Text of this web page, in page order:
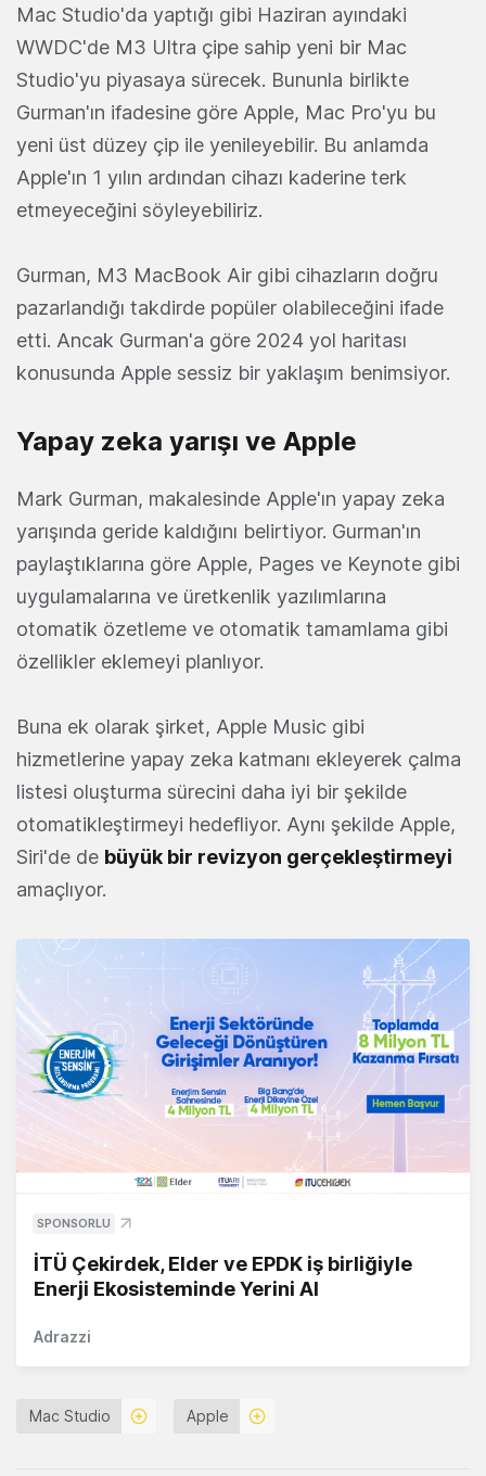
Mac Studio'da yaptığı gibi Haziran ayındaki
WWDC'de M3 Ultra çipe sahip yeni bir Mac
Studio'yu piyasaya sürecek. Bununla birlikte
Gurman'ın ifadesine göre Apple, Mac Pro'yu bu
yeni üst düzey çip ile yenileyebilir. Bu anlamda
Apple'ın 1 yılın ardından cihazı kaderine terk
etmeyeceğini söyleyebiliriz.
Gurman, M3 MacBook Air gibi cihazların doğru
pazarlandığı takdirde popüler olabileceğini ifade
etti. Ancak Gurman'a göre 2024 yol haritası
konusunda Apple sessiz bir yaklaşım benimsiyor.
Yapay zeka yarışı ve Apple
Mark Gurman, makalesinde Apple'ın yapay zeka
yarışında geride kaldığını belirtiyor. Gurman'ın
paylaştıklarına göre Apple, Pages ve Keynote gibi
uygulamalarına ve üretkenlik yazılımlarına
otomatik özetleme ve otomatik tamamlama gibi
özellikler eklemeyi planlıyor.
Buna ek olarak şirket, Apple Music gibi
hizmetlerine yapay zeka katmanı ekleyerek çalma
listesi oluşturma sürecini daha iyi bir şekilde
otomatikleştirmeyi hedefliyor. Aynı şekilde Apple,
Siri'de de büyük bir revizyon gerçekleştirmeyi
amaçlıyor.
SPONSORLU
İTÜ Çekirdek, Elder ve EPDK iş birliğiyle
Enerji Ekosisteminde Yerini Al
Adrazzi
Mac Studio Apple